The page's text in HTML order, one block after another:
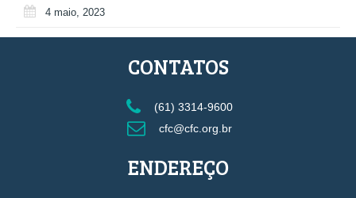
4 maio, 2023
CONTATOS
(61) 3314-9600
cfc@cfc.org.br
ENDEREÇO